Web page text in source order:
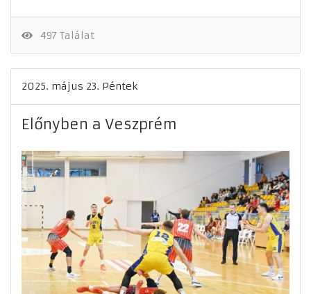
497 Találat
2025. május 23. Péntek
Előnyben a Veszprém